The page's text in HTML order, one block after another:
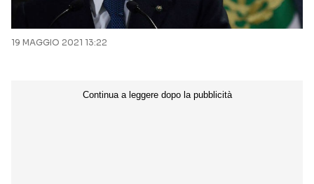
19 MAGGIO 2021 13:22